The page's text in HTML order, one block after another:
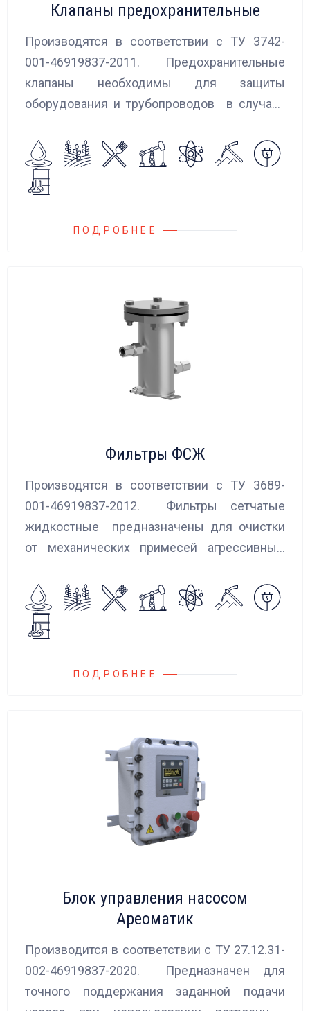
Клапаны предохранительные
Производятся в соответствии с ТУ 3742-
001-46919837-2011. Предохранительные
клапаны необходимы для защиты
оборудования и трубопроводов в случаях
сброса среды в систему низкого давления.
ПОДРОБНЕЕ
Фильтры ФСЖ
Производятся в соответствии с ТУ 3689-
001-46919837-2012. Фильтры сетчатые
жидкостные предназначены для очистки
от механических примесей агрессивных,
и суспензий. Фильтры устанавливаются
на всасывающих линиях дозировочных
насосных агрегатов и установок.
ПОДРОБНЕЕ
Блок управления насосом
Ареоматик
Производится в соответствии с ТУ 27.12.31-
002-46919837-2020. Предназначен для
точного поддержания заданной подачи